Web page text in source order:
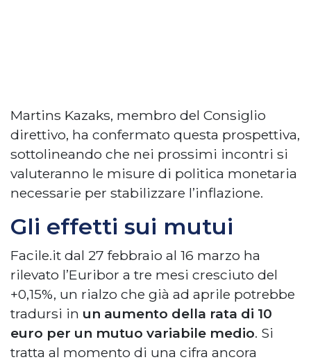
Martins Kazaks, membro del Consiglio
direttivo, ha confermato questa prospettiva,
sottolineando che nei prossimi incontri si
valuteranno le misure di politica monetaria
necessarie per stabilizzare l’inflazione.
Gli effetti sui mutui
Facile.it dal 27 febbraio al 16 marzo ha
rilevato l’Euribor a tre mesi cresciuto del
+0,15%, un rialzo che già ad aprile potrebbe
tradursi in un aumento della rata di 10
euro per un mutuo variabile medio. Si
tratta al momento di una cifra ancora